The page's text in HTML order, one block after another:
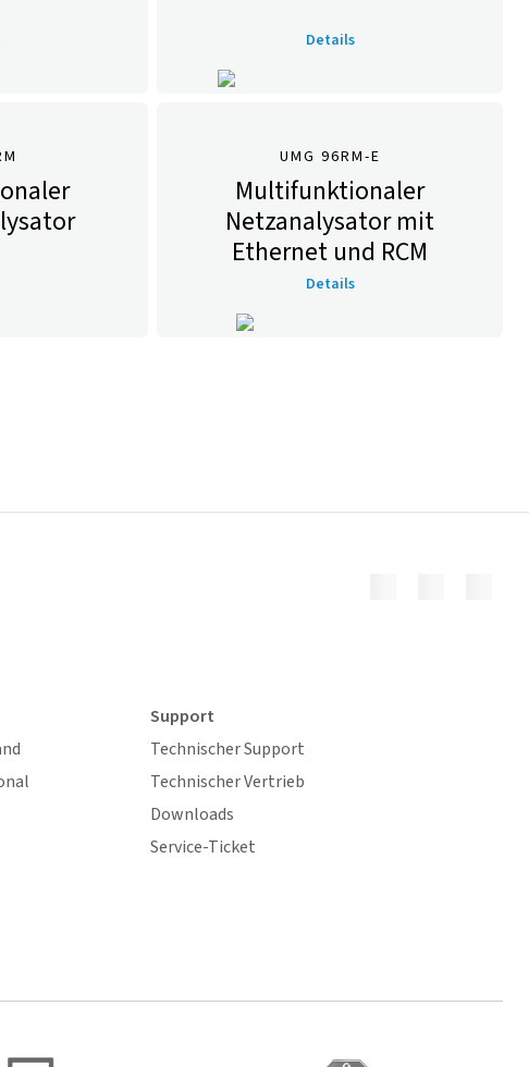
Details
UMG 96RM-E
Multifunktionaler
Netzanalysator mit
Ethernet und RCM
Details
Support
Technischer Support
Technischer Vertrieb
Downloads
Service-Ticket